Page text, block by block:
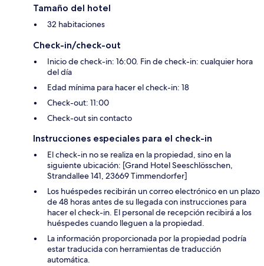
Tamaño del hotel
32 habitaciones
Check-in/check-out
Inicio de check-in: 16:00. Fin de check-in: cualquier hora
del día
Edad mínima para hacer el check-in: 18
Check-out: 11:00
Check-out sin contacto
Instrucciones especiales para el check-in
El check-in no se realiza en la propiedad, sino en la
siguiente ubicación: [Grand Hotel Seeschlösschen,
Strandallee 141, 23669 Timmendorfer]
Los huéspedes recibirán un correo electrónico en un plazo
de 48 horas antes de su llegada con instrucciones para
hacer el check-in. El personal de recepción recibirá a los
huéspedes cuando lleguen a la propiedad.
La información proporcionada por la propiedad podría
estar traducida con herramientas de traducción
automática.